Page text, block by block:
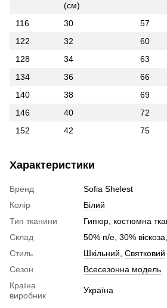
(см)
116 30 57
122
32 60
128
34 63
134
36 66
140
38 69
146
40 72
152
42 75
Характеристики
Бренд
Sofia Shelest
Колір
Білий
Тип тканини
Гипюр, костюмна
Склад
50% п/е, 30%
Стиль
Шкільний, Святковий
Сезон
Всесезонна модель
Країна
виробник
Україна